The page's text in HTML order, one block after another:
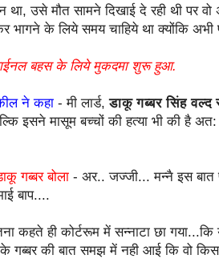
था, उसे मौत सामने दिखाई दे रही थी पर
भागने के लिये समय चाहिये था क्योंकि
बहस के लिये मुकदमा शुरू हुआ.
ने कहा - मी लार्ड,डाकू गब्बर सिंह वल्द
इसने मासूम बच्चों की हत्या भी की है
गब्बर बोला - अर.. जज्जी... मन्नै इस बात
बाप....
कहते ही कोर्टरूम में सन्नाटा छा
गब्बर की बात समझ में नही आई कि वो किस